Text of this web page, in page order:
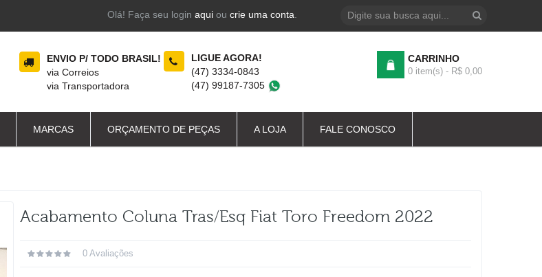
Olá! Faça seu login aquiou crie uma conta
ENVIO P/ TODO BRASIL!
via Correios
via Transportadora
LIGUE AGORA!
(47) 3334-0843
(47) 99187-7305
CARRINHO
0 item(s) - R$ 0,00
MARCAS ORÇAMENTO DE PEÇAS A LOJA FALE CONOSCO
Acabamento Coluna Tras/esq Fiat Toro Freedom 2022
0 Avaliações